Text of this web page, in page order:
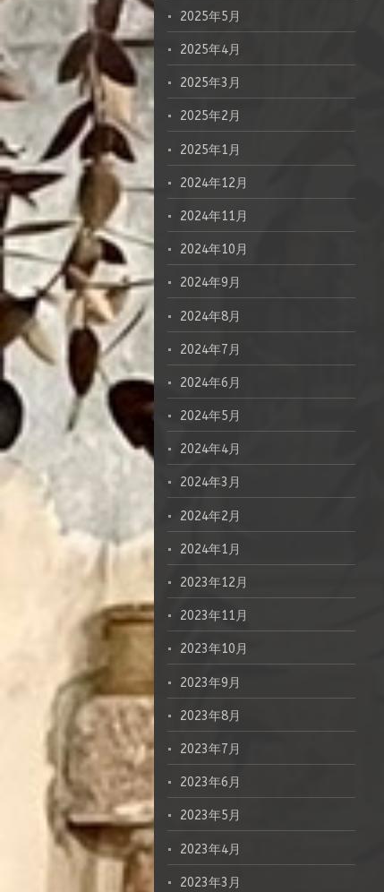
2025年5月
2025年4月
2025年3月
2025年2月
2025年1月
2024年12月
2024年11月
2024年10月
2024年9月
2024年8月
2024年7月
2024年6月
2024年5月
2024年4月
2024年3月
2024年2月
2024年1月
2023年12月
2023年11月
2023年10月
2023年9月
2023年8月
2023年7月
2023年6月
2023年5月
2023年4月
2023年3月